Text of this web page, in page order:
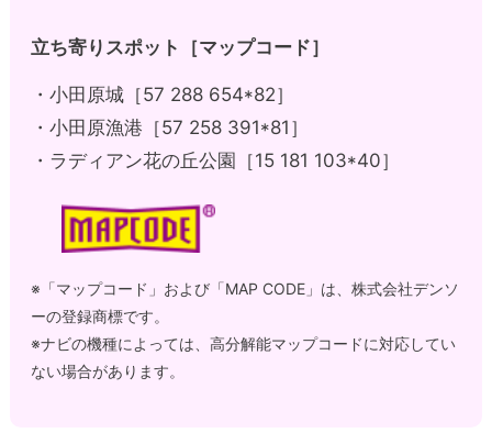
立ち寄りスポット［マップコード］
・小田原城［57 288 654*82］
・小田原漁港［57 258 391*81］
・ラディアン花の丘公園［15 181 103*40］
※「マップコード」および「MAP CODE」は、株式会社デンソ
ーの登録商標です。
※ナビの機種によっては、高分解能マップコードに対応してい
ない場合があります。